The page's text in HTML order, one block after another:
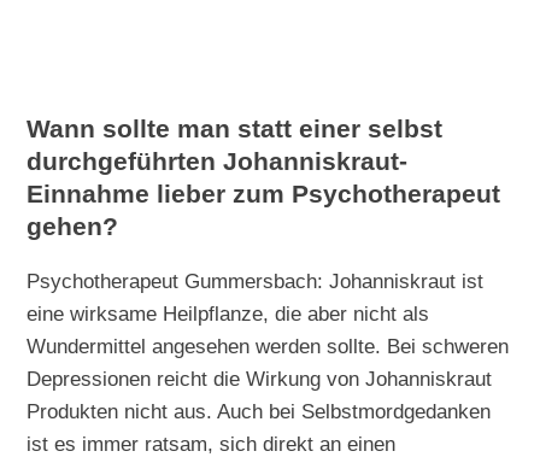
Wann sollte man statt einer selbst
durchgeführten Johanniskraut-
Einnahme lieber zum Psychotherapeut
gehen?
Psychotherapeut Gummersbach: Johanniskraut ist
eine wirksame Heilpflanze, die aber nicht als
Wundermittel angesehen werden sollte. Bei schweren
Depressionen reicht die Wirkung von Johanniskraut
Produkten nicht aus. Auch bei Selbstmordgedanken
ist es immer ratsam, sich direkt an einen